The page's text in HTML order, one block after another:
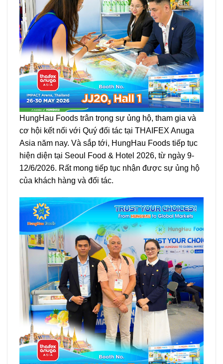
HungHau Foods trân trọng sự ủng hộ, tham gia và
cơ hội kết nối với Quý đối tác tại THAIFEX Anuga
Asia năm nay. Và sắp tới, HungHau Foods tiếp tục
hiện diện tại Seoul Food & Hotel 2026, từ ngày 9-
12/6/2026. Rất mong tiếp tục nhận được sự ủng hộ
của khách hàng và đối tác.